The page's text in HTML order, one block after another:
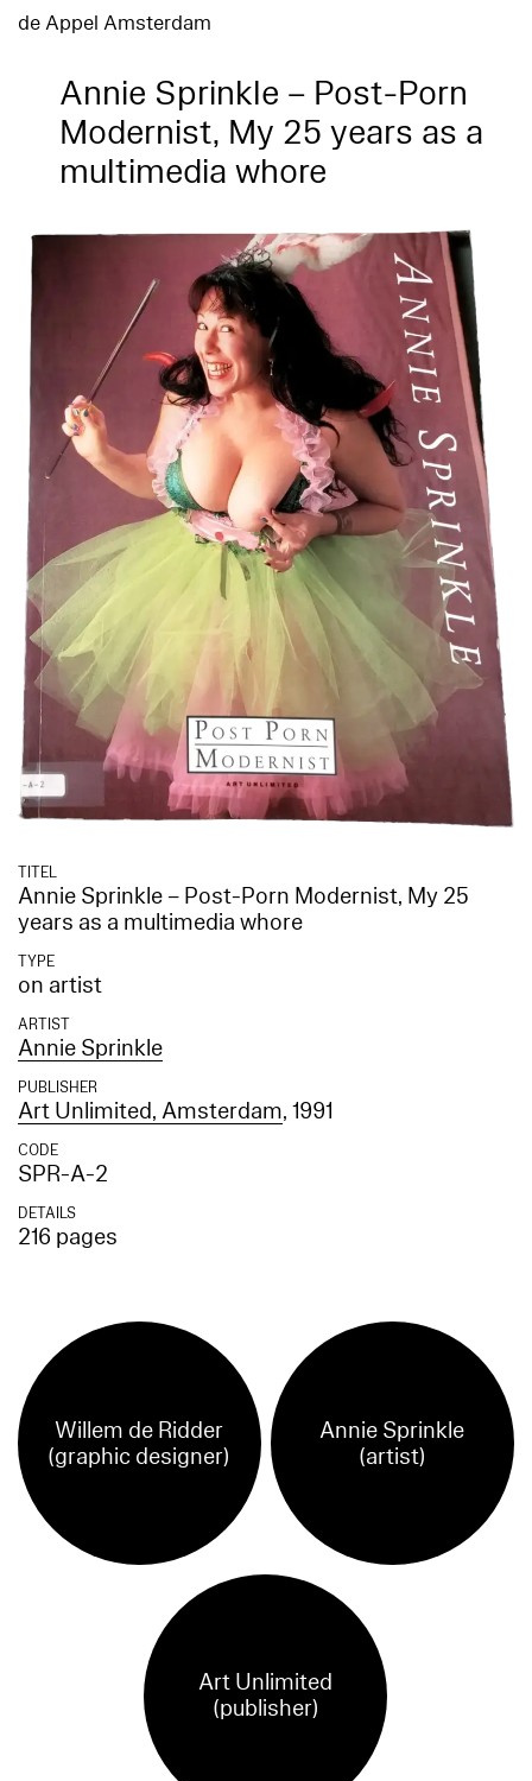
de Appel Amsterdam
Annie Sprinkle – Post-Porn
Modernist, My 25 years as a
multimedia whore
TITEL
Annie Sprinkle – Post-Porn Modernist, My 25
years as a multimedia whore
TYPE
on artist
ARTIST
Annie Sprinkle
PUBLISHER
Art Unlimited, Amsterdam, 1991
CODE
SPR-A-2
DETAILS
216 pages
Willem de Ridder
(graphic designer)
Annie Sprinkle
(artist)
Art Unlimited
(publisher)